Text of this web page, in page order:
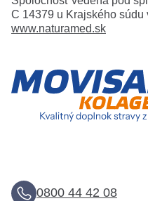
C 14379 u Krajského
www.naturamed.sk
0800 44 42 08